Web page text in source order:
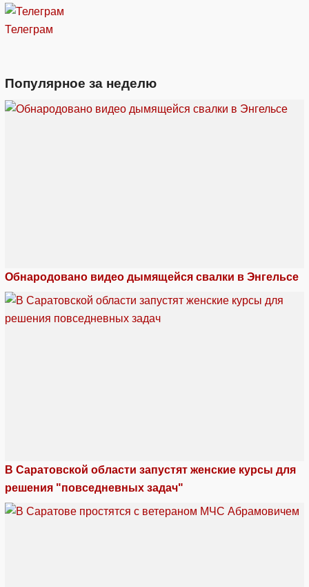
Телеграм
Популярное за неделю
Обнародовано видео дымящейся свалки в Энгельсе
В Саратовской области запустят женские курсы для
решения "повседневных задач"